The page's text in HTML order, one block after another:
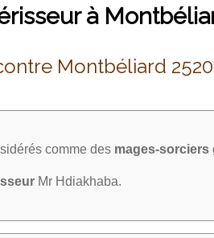
à
Montbéliard
comme des mages-sorciers
Mr Hdiakhaba.